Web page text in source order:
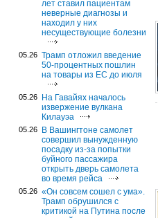
лет ставил пациентам
неверные диагнозы и
находил у них
несуществующие болезни
05.26 Трамп отложил введение
50-процентных пошлин
на товары из ЕС до июля
05.26
На Гавайях началось
извержение вулкана
Килауэа
05.26
В Вашингтоне самолет
совершил вынужденную
посадку из-за попытки
буйного пассажира
открыть дверь самолета
во время рейса
05.26 «Он совсем сошел с ума».
Трамп обрушился с
критикой на Путина после